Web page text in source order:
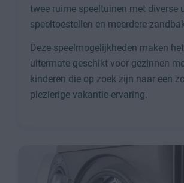
twee ruime speeltuinen met diverse
speeltoestellen en meerdere
Deze speelmogelijkheden maken
uitermate geschikt voor gezinnen
kinderen die op zoek zijn naar een
plezierige vakantie-ervaring.